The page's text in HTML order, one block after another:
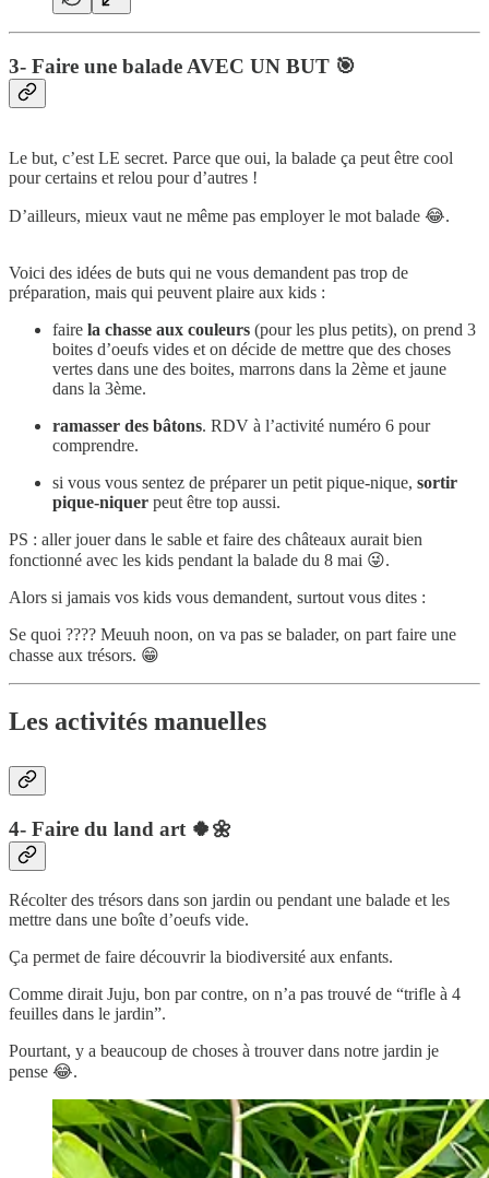
3- Faire une balade AVEC UN BUT 🎯
Le but, c’est LE secret. Parce que oui, la balade ça peut être cool
pour certains et relou pour d’autres !
D’ailleurs, mieux vaut ne même pas employer le mot balade 😂.
Voici des idées de buts qui ne vous demandent pas trop de
préparation, mais qui peuvent plaire aux kids :
faire la chasse aux couleurs (pour les plus petits), on prend 3
boites d’oeufs vides et on décide de mettre que des choses
vertes dans une des boites, marrons dans la 2ème et jaune
dans la 3ème.
ramasser des bâtons. RDV à l’activité numéro 6 pour
comprendre.
si vous vous sentez de préparer un petit pique-nique, sortir
pique-niquer peut être top aussi.
PS : aller jouer dans le sable et faire des châteaux aurait bien
fonctionné avec les kids pendant la balade du 8 mai 😜.
Alors si jamais vos kids vous demandent, surtout vous dites :
Se quoi ???? Meuuh noon, on va pas se balader, on part faire une
chasse aux trésors. 😁
Les activités manuelles
4- Faire du land art 🍀🌼
Récolter des trésors dans son jardin ou pendant une balade et les
mettre dans une boîte d’oeufs vide.
Ça permet de faire découvrir la biodiversité aux enfants.
Comme dirait Juju, bon par contre, on n’a pas trouvé de “trifle à 4
feuilles dans le jardin”.
Pourtant, y a beaucoup de choses à trouver dans notre jardin je
pense 😂.